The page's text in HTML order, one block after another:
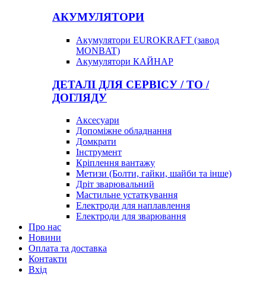
АКУМУЛЯТОРИ
Акумулятори EUROKRAFT (завод
MONBAT)
Акумулятори КАЙНАР
ДЕТАЛІ ДЛЯ СЕРВІСУ / ТО /
ДОГЛЯДУ
Аксесуари
Допоміжне обладнання
Домкрати
Інструмент
Кріплення вантажу
Метизи (Болти, гайки, шайби та інше)
Дріт зварювальний
Мастильне устаткування
Електроди для наплавлення
Електроди для зварювання
Про нас
Новини
Оплата та доставка
Контакти
Вхiд